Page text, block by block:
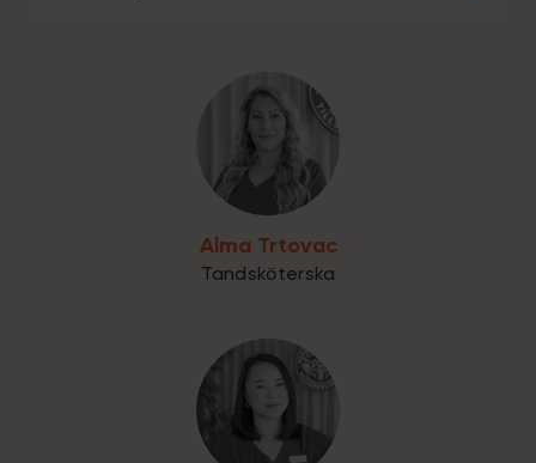
Alma Trtovac
Tandsköterska